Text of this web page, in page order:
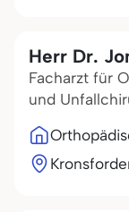
Herr Dr.
Facharzt für
und